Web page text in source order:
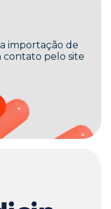
importação de
contato pelo site